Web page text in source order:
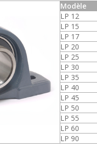
Modèle
LP 12
LP 15
LP 17
LP 20
LP 25
LP 30
LP 35
LP 40
LP 45
LP 50
LP 55
LP 60
LP 90